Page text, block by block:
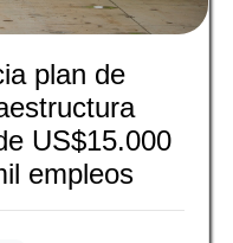
plan de
US$15.000
empleos